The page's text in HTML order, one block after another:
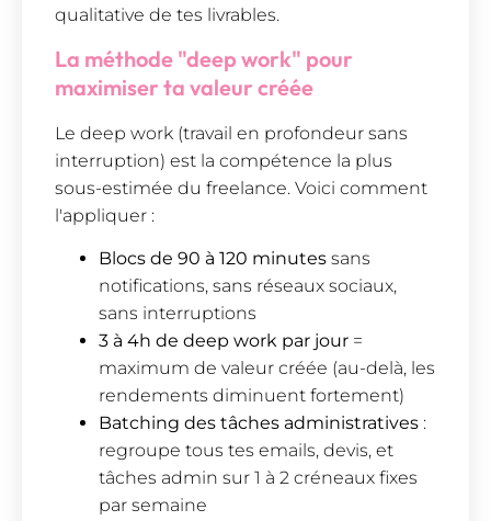
qualitative de tes livrables.
La méthode "deep work" pour
maximiser ta valeur créée
Le deep work (travail en profondeur sans
interruption) est la compétence la plus
sous-estimée du freelance. Voici comment
l'appliquer :
Blocs de 90 à 120 minutes sans
notifications, sans réseaux sociaux,
sans interruptions
3 à 4h de deep work par jour =
maximum de valeur créée (au-delà, les
rendements diminuent fortement)
Batching des tâches administratives :
regroupe tous tes emails, devis, et
tâches admin sur 1 à 2 créneaux fixes
par semaine